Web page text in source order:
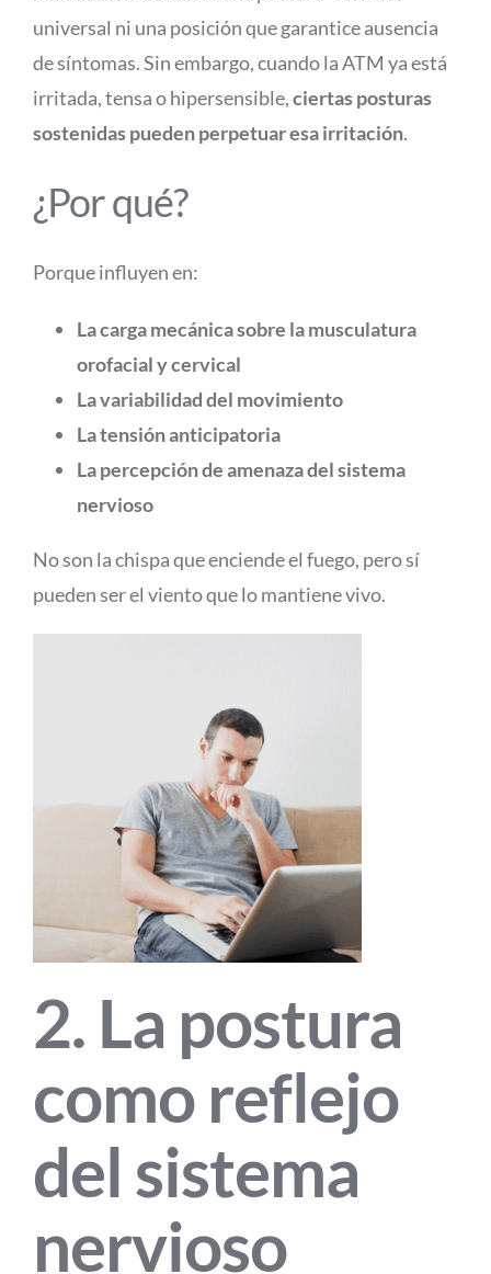
universal ni una posición que garantice ausencia
de síntomas. Sin embargo, cuando la ATM ya está
irritada, tensa o hipersensible,ciertas posturas
sostenidas pueden perpetuar esa irritación.
¿Por qué?
Porque influyen en:
La carga mecánica sobre la musculatura
orofacial y cervical
La variabilidad del movimiento
La tensión anticipatoria
La percepción de amenaza del sistema
nervioso
No son la chispa que enciende el fuego, pero sí
pueden ser el viento que lo mantiene vivo.
2. La postura
como reflejo
del sistema
nervioso